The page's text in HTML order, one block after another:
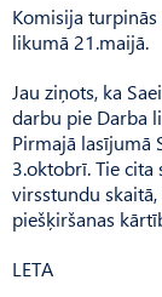
Komisija
likumā 21.maijā.
Jau ziņots, ka
darbu pie Darba
Pirmajā lasījumā
3.oktobrī. Tie
virsstundu
piešķiršanas
LETA